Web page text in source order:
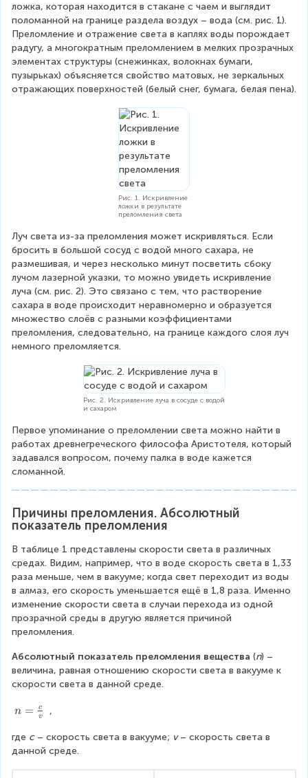
ложка, которая находится в стакане с чаем и выглядит
поломанной на границе раздела воздух – вода (см. рис. 1).
Преломление и отражение света в каплях воды порождает
радугу, а многократным преломлением в мелких прозрачных
элементах структуры (снежинках, волокнах бумаги,
пузырьках) объясняется свойство матовых, не зеркальных
отражающих поверхностей (белый снег, бумага, белая пена).
Рис. 1. Искривление
ложки в результате
преломления света
Луч света из-за преломления может искривляться. Если
бросить в большой сосуд с водой много сахара, не
размешивая, и через несколько минут посветить сбоку
лучом лазерной указки, то можно увидеть искривление
луча (см. рис. 2). Это связано с тем, что растворение
сахара в воде происходит неравномерно и образуется
множество слоёв с разными коэффициентами
преломления, следовательно, на границе каждого слоя луч
немного преломляется.
Рис. 2. Искривление луча в сосуде с водой
и сахаром
Первое упоминание о преломлении света можно найти в
работах древнегреческого философа Аристотеля, который
задавался вопросом, почему палка в воде кажется
сломанной.
Причины преломления. Абсолютный
показатель преломления
В таблице 1 представлены скорости света в различных
средах. Видим, например, что в воде скорость света в 1,33
раза меньше, чем в вакууме; когда свет переходит из воды
в алмаз, его скорость уменьшается ещё в 1,8 раза. Именно
изменение скорости света в случаи перехода из одной
прозрачной среды в другую является причиной
преломления.
Абсолютный показатель преломления вещества (n) –
величина, равная отношению скорости света в вакууме к
скорости света в данной среде.
n
\
fr
n = v
c ,
где c – скорость света в вакууме; v – скорость света в
данной среде.